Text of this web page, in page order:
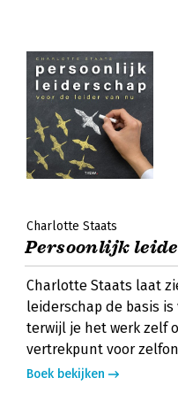
Charlotte Staats
Persoonlijk
Charlotte Staats laat
leiderschap de basis
terwijl je het werk zelf
vertrekpunt voor
Boek bekijken